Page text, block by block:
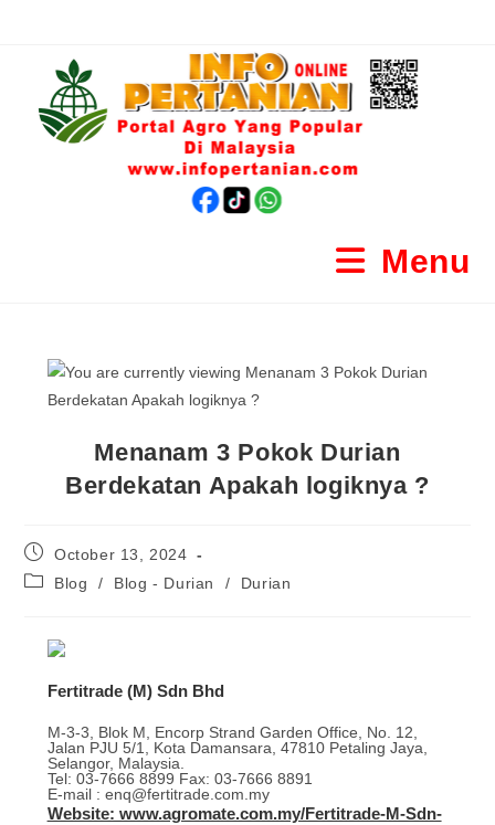
Menu
Menanam 3 Pokok Durian
Berdekatan Apakah logiknya ?
October 13, 2024
Blog
/ Blog - Durian / Durian
Fertitrade (M) Sdn Bhd
M-3-3, Blok M, Encorp Strand Garden Office, No. 12,
Jalan PJU 5/1, Kota Damansara, 47810 Petaling Jaya,
Selangor, Malaysia.
Tel: 03-7666 8899 Fax: 03-7666 8891
E-mail : enq@fertitrade.com.my
Website: www.agromate.com.my/Fertitrade-M-Sdn-